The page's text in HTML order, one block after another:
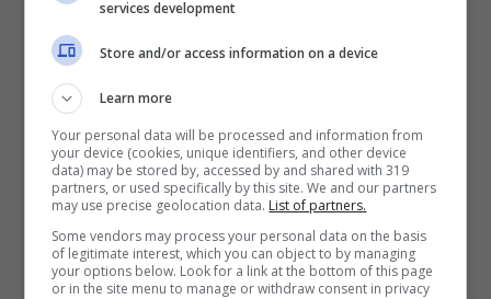
Occhio però ora a quello che sta accadendo
proprio in queste ore perché ci sono degli
services development
Store and/or access information on a device
Learn more
Your personal data will be processed and information from
your device (cookies, unique identifiers, and other device
data) may be stored by, accessed by and shared with 319
partners, or used specifically by this site. We and our partners
may use precise geolocation data. List of partners.
Some vendors may process your personal data on the basis
of legitimate interest, which you can object to by managing
your options below. Look for a link at the bottom of this page
or in the site menu to manage or withdraw consent in privacy